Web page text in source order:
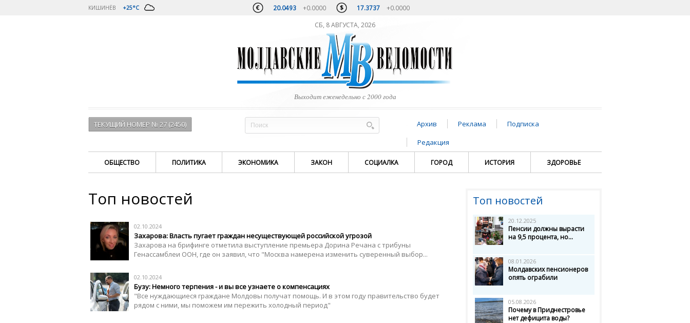
КИШИНЁВ +25°C 20.0493 +0.0000 17.3737 +0.0000
СБ, 8 АВГУСТА, 2026
Выходит еженедельно с 2000 года
ТЕКУЩИЙ НОМЕР № 27 (2450) Архив Реклама
Подписка
Редакция
ОБЩЕСТВО ПОЛИТИКА ЭКОНОМИКА ЗАКОН СОЦИАЛКА ГОРОД ИСТОРИЯ ЗДОРОВЬЕ
Топ новостей
02.10.2024
Захарова: Власть пугает граждан несуществующей российской угрозой
Захарова на брифинге отметила выступление премьера Дорина Речана с трибуны
Генассамблеи ООН, где он заявил, что "Москва намерена изменить суверенный выбор...
02.10.2024
Бузу: Немного терпения - и вы все узнаете о компенсациях
"Все нуждающиеся граждане Молдовы получат помощь. И в этом году правительство будет
рядом с ними, мы поможем им пережить холодный период"
Топ новостей
20.12.2025
Пенсии должны вырасти
на 9,5 процента, но...
08.01.2026
Молдавских пенсионеров
опять ограбили
05.08.2026
Почему в Приднестровье
нет дефицита воды?